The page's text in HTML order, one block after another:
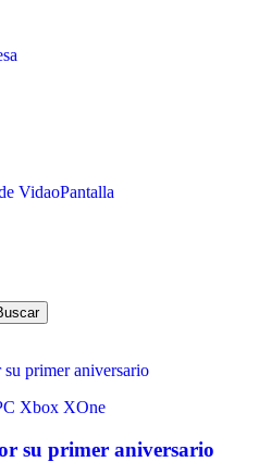
VidaoPantalla
primer aniversario
Xbox XOne
su primer aniversario